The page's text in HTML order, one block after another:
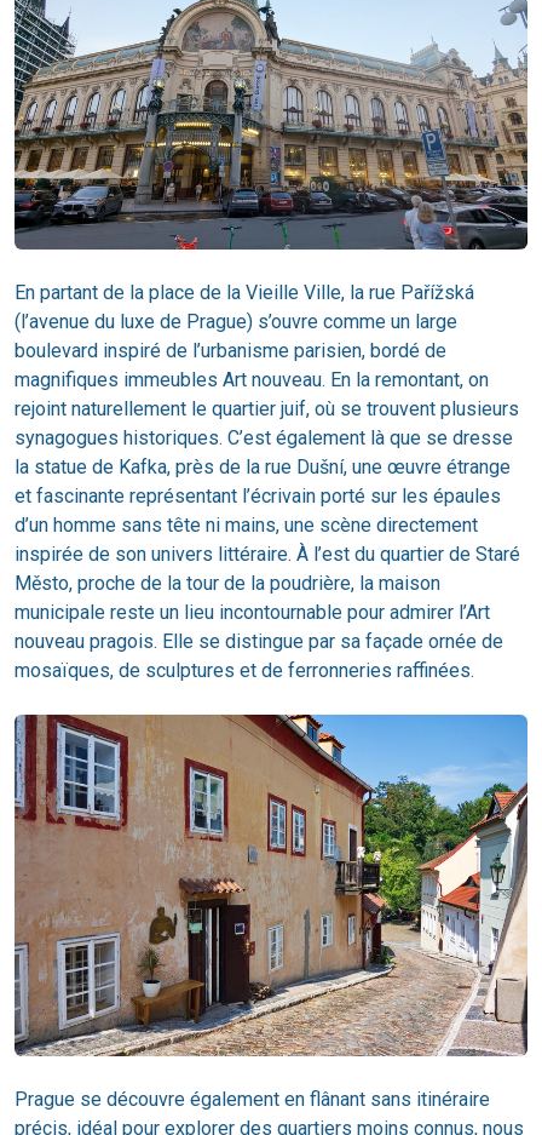
En partant de la place de la Vieille Ville, la rue Pařížská
(l’avenue du luxe de Prague) s’ouvre comme un large
boulevard inspiré de l’urbanisme parisien, bordé de
magnifiques immeubles Art nouveau. En la remontant, on
rejoint naturellement le quartier juif, où se trouvent plusieurs
synagogues historiques. C’est également là que se dresse
la statue de Kafka, près de la rue Dušní, une œuvre étrange
et fascinante représentant l’écrivain porté sur les épaules
d’un homme sans tête ni mains, une scène directement
inspirée de son univers littéraire. À l’est du quartier de Staré
Město, proche de la tour de la poudrière, la maison
municipale reste un lieu incontournable pour admirer l’Art
nouveau pragois. Elle se distingue par sa façade ornée de
mosaïques, de sculptures et de ferronneries raffinées.
Prague se découvre également en flânant sans itinéraire
précis, idéal pour explorer des quartiers moins connus, nous